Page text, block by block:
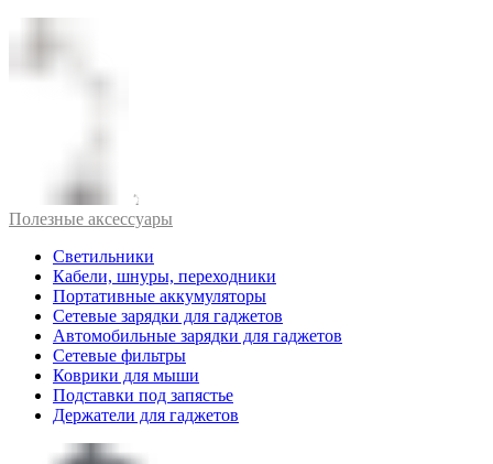
Полезные аксессуары
Светильники
Кабели, шнуры, переходники
Портативные аккумуляторы
Сетевые зарядки для гаджетов
Автомобильные зарядки для гаджетов
Сетевые фильтры
Коврики для мыши
Подставки под запястье
Держатели для гаджетов